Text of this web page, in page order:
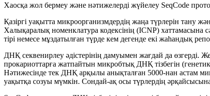
Хаосқа жол бермеу және нәтижелерді жүйелеу SeqCode
Қазіргі уақытта микроорганизмдердің жаңа түрлерін тану
Халықаралық номенклатура кодексінің (ICNP) хаттамасына
тірі немесе мұздатылған түрде кем дегенде екі жаһандық
ДНҚ секвенирлеу әдістерінің дамуымен жағдай да
прокариоттарға жатпайтын микробтық ДНҚ тізбегін
Нәтижесінде тек ДНҚ арқылы анықталған 5000-нан астам
уақытқа созуы мүмкін. Сондай-ақ осы түрлердің әрқайсысына